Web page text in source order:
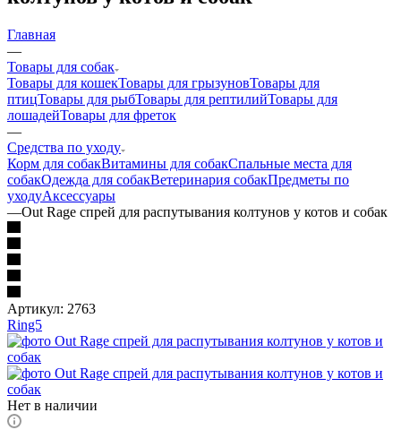
Главная
—
Товары для собак
Товары для кошекТовары для грызуновТовары для
птицТовары для рыбТовары для рептилийТовары для
лошадейТовары для фреток
—
Средства по уходу
Корм для собакВитамины для собакСпальные места для
собакОдежда для собакВетеринария собакПредметы по
уходуАксессуары
—Out Rage спрей для распутывания колтунов у котов и собак
Артикул: 2763
Ring5
Нет в наличии